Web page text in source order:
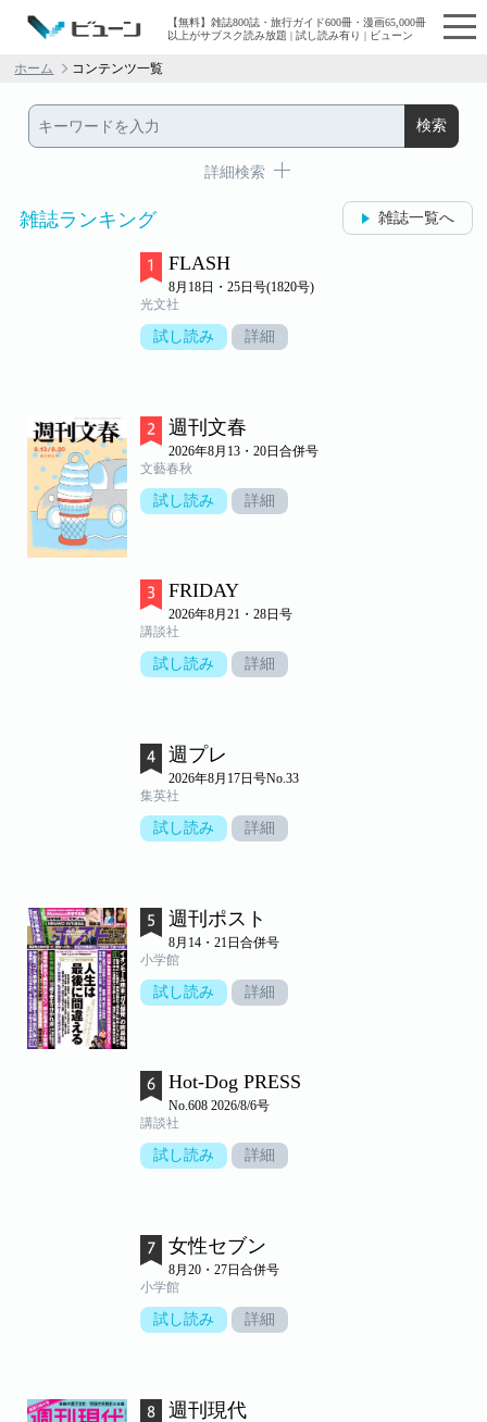
【無料】雑誌800誌・旅行ガイド600冊・漫画65,000冊
以上がサブスク読み放題 | 試し読み有り | ビューン
ホーム コンテンツ一覧
詳細検索
雑誌ランキング 雑誌一覧へ
FLASH
8月18日・25日号(1820号)
光文社
試し読み 詳細
週刊文春
2026年8月13・20日合併号
文藝春秋
試し読み 詳細
FRIDAY
2026年8月21・28日号
講談社
試し読み 詳細
週プレ
2026年8月17日号No.33
集英社
試し読み 詳細
週刊ポスト
8月14・21日合併号
小学館
試し読み 詳細
Hot-Dog PRESS
No.608 2026/8/6号
講談社
試し読み 詳細
女性セブン
8月20・27日合併号
小学館
試し読み 詳細
週刊現代